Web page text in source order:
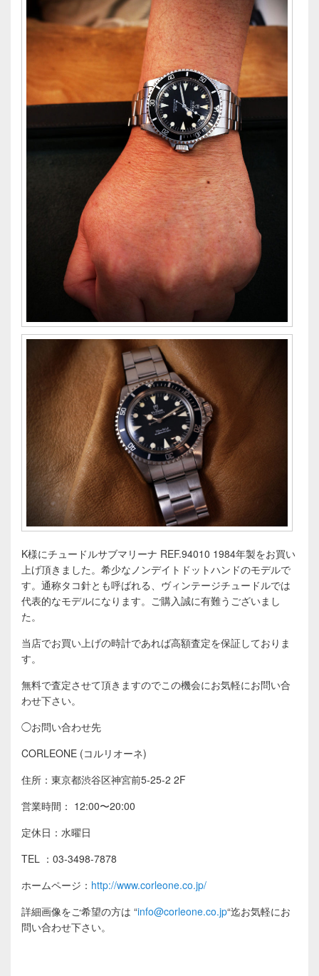
K様にチュードルサブマリーナ REF.94010 1984年製をお買い
上げ頂きました。希少なノンデイトドットハンドのモデルで
す。通称タコ針とも呼ばれる、ヴィンテージチュードルでは
代表的なモデルになります。ご購入誠に有難うございまし
た。
当店でお買い上げの時計であれば高額査定を保証しておりま
す。
無料で査定させて頂きますのでこの機会にお気軽にお問い合
わせ下さい。
◯お問い合わせ先
CORLEONE (コルリオーネ)
住所：東京都渋谷区神宮前5-25-2 2F
営業時間： 12:00〜20:00
定休日：水曜日
TEL ：03-3498-7878
ホームページ： http://www.corleone.co.jp/
詳細画像をご希望の方は “info@corleone.co.jp“迄お気軽にお
問い合わせ下さい。